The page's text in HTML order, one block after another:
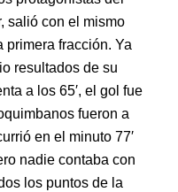
salió con el mismo
primera fracción. Ya
resultados de su
a los 65′, el gol fue
fueron a
en el minuto 77′
nadie contaba con
los puntos de la